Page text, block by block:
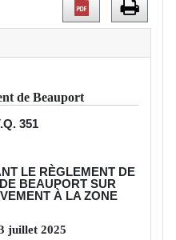
de Beauport
351
LE RÈGLEMENT DE
BEAUPORT SUR
À LA ZONE
juillet2025